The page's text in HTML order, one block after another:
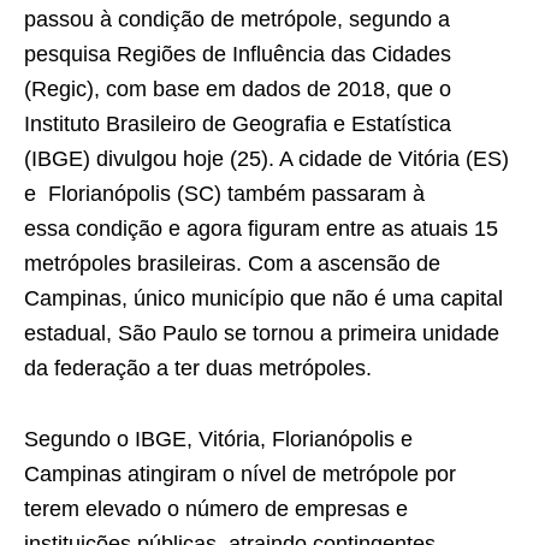
passou à condição de metrópole, segundo a
pesquisa Regiões de Influência das Cidades
(Regic), com base em dados de 2018, que o
Instituto Brasileiro de Geografia e Estatística
(IBGE) divulgou hoje (25). A cidade de Vitória (ES)
e Florianópolis (SC) também passaram à
essa condição e agora figuram entre as atuais 15
metrópoles brasileiras. Com a ascensão de
Campinas, único município que não é uma capital
estadual, São Paulo se tornou a primeira unidade
da federação a ter duas metrópoles.
Segundo o IBGE, Vitória, Florianópolis e
Campinas atingiram o nível de metrópole por
terem elevado o número de empresas e